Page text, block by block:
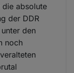
absolute
der DDR
den
noch